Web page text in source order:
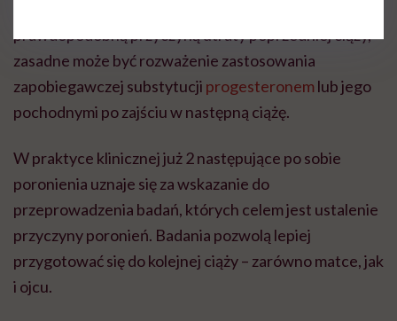
prawdopodobną przyczyną utraty poprzedniej ciąży,
zasadne może być rozważenie zastosowania
zapobiegawczej substytucji progesteronem lub jego
pochodnymi po zajściu w następną ciążę.
W praktyce klinicznej już 2 następujące po sobie
poronienia uznaje się za wskazanie do
przeprowadzenia badań, których celem jest ustalenie
przyczyny poronień. Badania pozwolą lepiej
przygotować się do kolejnej ciąży – zarówno matce, jak
i ojcu.